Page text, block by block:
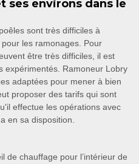
ses environs dans le
sont très difficiles à
les ramonages. Pour
être très difficiles, il est
expérimentés. Ramoneur Lobry
adaptées pour mener à bien
proposer des tarifs qui sont
effectue les opérations avec
en sa disposition.
de chauffage pour l’intérieur de